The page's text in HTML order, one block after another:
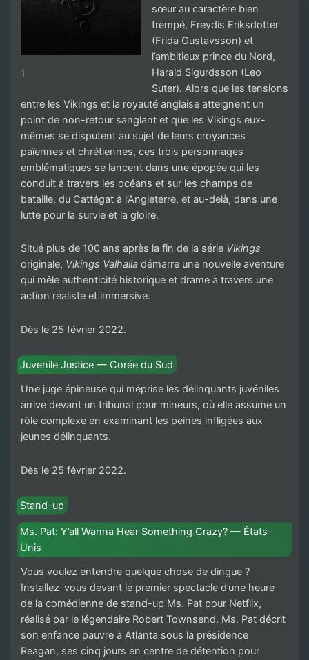
1
sœur au caractère bien
trempé, Freydis Eriksdotter
(Frida Gustavsson) et
l’ambitieux prince du Nord,
Harald Sigurdsson (Leo
Suter). Alors que les tensions
entre les Vikings et la royauté anglaise atteignent un
point de non-retour sanglant et que les Vikings eux-
mêmes se disputent au sujet de leurs croyances
païennes et chrétiennes, ces trois personnages
emblématiques se lancent dans une épopée qui les
conduit à travers les océans et sur les champs de
bataille, du Cattégat à l’Angleterre, et au-delà, dans une
lutte pour la survie et la gloire.
Situé plus de 100 ans après la fin de la série Vikings
originale, Vikings Valhalla démarre une nouvelle aventure
qui mêle authenticité historique et drame à travers une
action réaliste et immersive.
Dès le 25 février 2022.
Juvenile Justice — Corée du Sud
Une juge épineuse qui méprise les délinquants juvéniles
arrive devant un tribunal pour mineurs, où elle assume un
rôle complexe en examinant les peines infligées aux
jeunes délinquants.
Dès le 25 février 2022.
Stand-up
Ms. Pat: Y’all Wanna Hear Something Crazy? — États-
Unis
Vous voulez entendre quelque chose de dingue ?
Installez-vous devant le premier spectacle d’une heure
de la comédienne de stand-up Ms. Pat pour Netflix,
réalisé par le légendaire Robert Townsend. Ms. Pat décrit
son enfance pauvre à Atlanta sous la présidence
Reagan, ses cinq jours en centre de détention pour